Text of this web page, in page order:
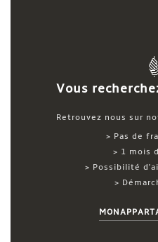
Vous
Retrouvez nous sur
> Pas de
> 1 mois
> Possibilité
>